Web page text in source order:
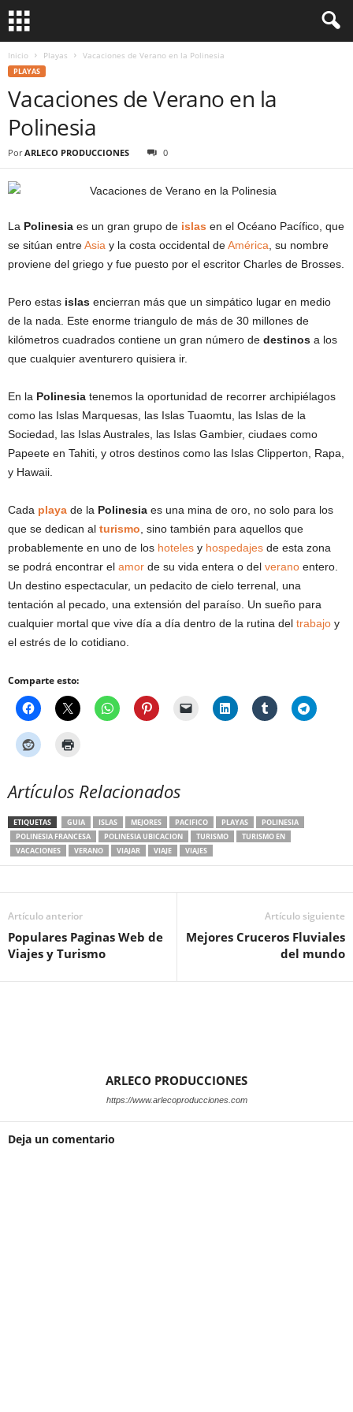
Inicio Playas Vacaciones de Verano en la Polinesia
PLAYAS
Vacaciones de Verano en la
Polinesia
Por ARLECO PRODUCCIONES 0
La Polinesia es un gran grupo de islas en el Océano Pacífico, que
se sitúan entreAsia y la costa occidental deAmérica , su nombre
proviene del griego y fue puesto por el escritor Charles de Brosses.
Pero estas islas encierran más que un simpático lugar en medio
de la nada. Este enorme triangulo de más de 30 millones de
kilómetros cuadrados contiene un gran número de destinos a los
que cualquier aventurero quisiera ir.
En la Polinesia tenemos la oportunidad de recorrer archipiélagos
como las Islas Marquesas, las Islas Tuaomtu, las Islas de la
Sociedad, las Islas Australes, las Islas Gambier, ciudaes como
Papeete en Tahiti, y otros destinos como las Islas Clipperton, Rapa,
y Hawaii.
Cada playa de la Polinesia es una mina de oro, no solo para los
que se dedican al turismo , sino también para aquellos que
probablemente en uno de los hoteles y hospedajes de esta zona
se podrá encontrar el amor de su vida entera o del verano entero.
Un destino espectacular, un pedacito de cielo terrenal, una
tentación al pecado, una extensión del paraíso. Un sueño para
cualquier mortal que vive día a día dentro de la rutina del trabajo y
el estrés de lo cotidiano.
Comparte esto:
Artículos Relacionados
ETIQUETAS GUIA ISLAS MEJORES PACIFICO PLAYAS
POLINESIA
POLINESIA FRANCESA
POLINESIA UBICACION TURISMO
TURISMO EN
VACACIONES
VERANO VIAJAR VIAJE VIAJES
Artículo anterior
Populares Paginas Web de
Viajes y Turismo
Artículo siguiente
Mejores Cruceros Fluviales
del mundo
ARLECO PRODUCCIONES
https://www.arlecoproducciones.com
Deja un comentario